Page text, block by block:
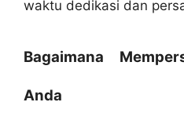
waktu dedikasi dan
Bagaimana
Anda